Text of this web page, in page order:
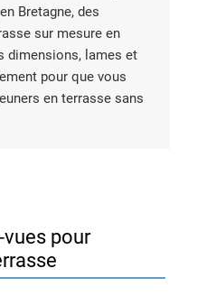
Bretagne, des
sur mesure en
dimensions, lames et
pour que vous
en terrasse sans
vues pour